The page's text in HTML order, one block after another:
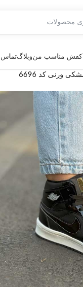
کفش مناسب منوبلاگتماس